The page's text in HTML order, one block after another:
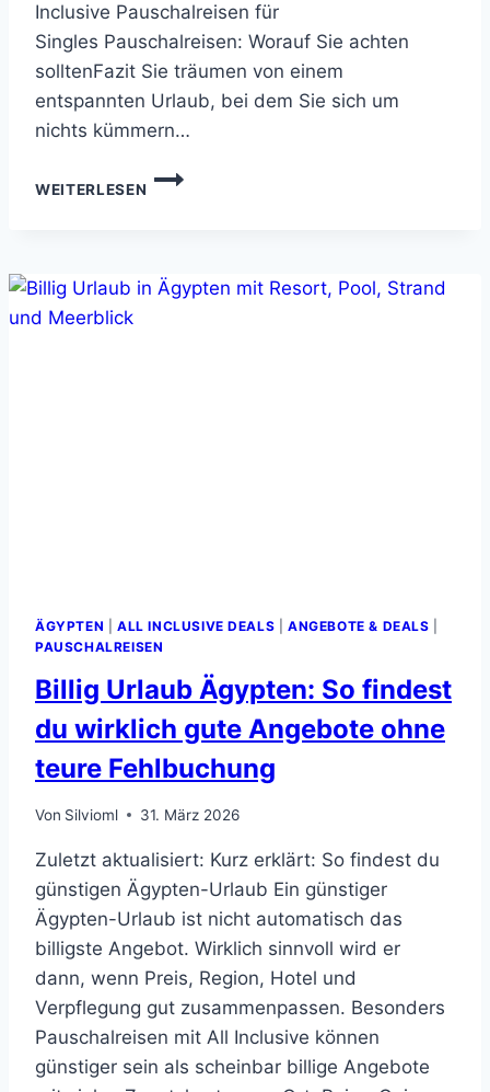
Inclusive Pauschalreisen für
Singles Pauschalreisen: Worauf Sie achten
solltenFazit Sie träumen von einem
entspannten Urlaub, bei dem Sie sich um
nichts kümmern…
WEITERLESEN
GÜNSTIGE
ZUM
ÄGYPTEN ALL INCLUSIVE DEALS |ANGEBOTE & DEALS
PAUSCHALREISEN
Billig Urlaub Ägypten: So findest
du wirklich gute Angebote ohne
teure Fehlbuchung
Von Silvioml 31. März 2026
Zuletzt aktualisiert: Kurz erklärt: So findest du
günstigen Ägypten-Urlaub Ein günstiger
Ägypten-Urlaub ist nicht automatisch das
billigste Angebot. Wirklich sinnvoll wird er
dann, wenn Preis, Region, Hotel und
Verpflegung gut zusammenpassen. Besonders
Pauschalreisen mit All Inclusive können
günstiger sein als scheinbar billige Angebote